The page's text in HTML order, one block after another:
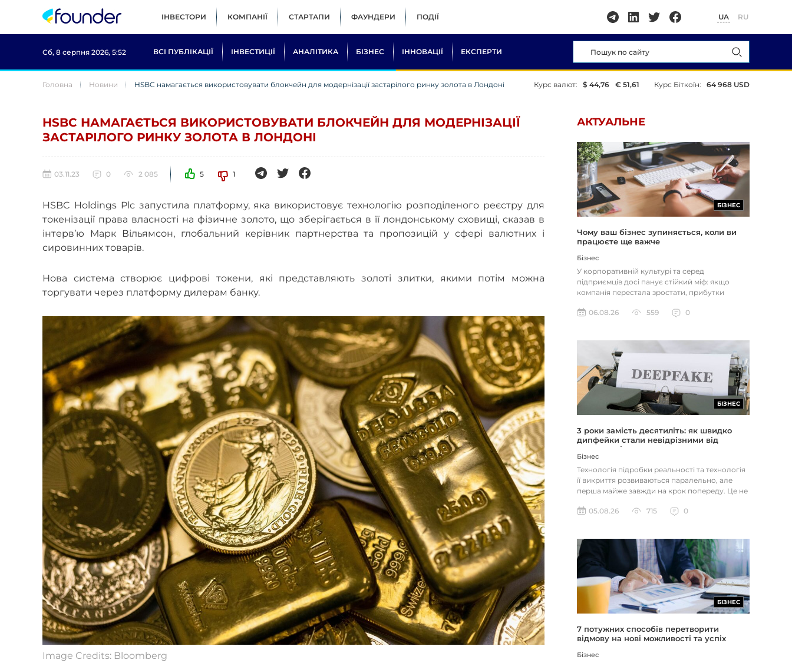
ІНВЕСТОРИ КОМПАНІЇ СТАРТАПИ ФАУНДЕРИ ПОДІЇ UA RU
Сб, 8 серпня 2026, 5:52 ВСІ ПУБЛІКАЦІЇ ІНВЕСТИЦІЇ АНАЛІТИКА БІЗНЕС ІННОВАЦІЇ ЕКСПЕРТИ
Головна Новини HSBC намагається використовувати блокчейн для модернізації застарілого ринку золота в Лондоні Курс валют: $ 44,76 € 51,61 Курс Біткоїн: 64 968 USD
HSBC НАМАГАЄТЬСЯ ВИКОРИСТОВУВАТИ БЛОКЧЕЙН ДЛЯ МОДЕРНІЗАЦІЇ
ЗАСТАРІЛОГО РИНКУ ЗОЛОТА В ЛОНДОНІ
03.11.23 0 2 085 5 1
HSBC Holdings Plc запустила платформу, яка використовує технологію розподіленого реєстру для
токенізації права власності на фізичне золото, що зберігається в її лондонському сховищі, сказав в
інтерв’ю Марк Вільямсон, глобальний керівник партнерства та пропозицій у сфері валютних і
сировинних товарів.
Нова система створює цифрові токени, які представляють золоті злитки, якими потім можна
торгувати через платформу дилерам банку.
Image Credits: Bloomberg
АКТУАЛЬНЕ
БІЗНЕС
Чому ваш бізнес зупиняється, коли ви
працюєте ще важче
Бізнес
У корпоративній культурі та серед
підприємців досі панує стійкий міф: якщо
компанія перестала зростати, прибутки
06.08.26
559 0
БІЗНЕС
3 роки замість десятиліть: як швидко
дипфейки стали невідрізними від
реальності
Бізнес
Технологія підробки реальності та технологія
її викриття розвиваються паралельно, але
перша майже завжди на крок попереду. Це не
05.08.26
715 0
БІЗНЕС
7 потужних способів перетворити
відмову на нові можливості та успіх
Бізнес